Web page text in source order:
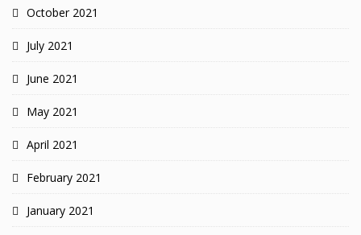
October 2021
July 2021
June 2021
May 2021
April 2021
February 2021
January 2021